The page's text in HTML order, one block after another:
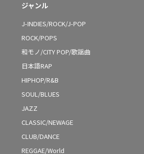
ジャンル
J-INDIES/ROCK/J-POP
ROCK/POPS
和モノ/CITY POP/歌謡曲
日本語RAP
HIPHOP/R&B
SOUL/BLUES
JAZZ
CLASSIC/NEWAGE
CLUB/DANCE
REGGAE/World